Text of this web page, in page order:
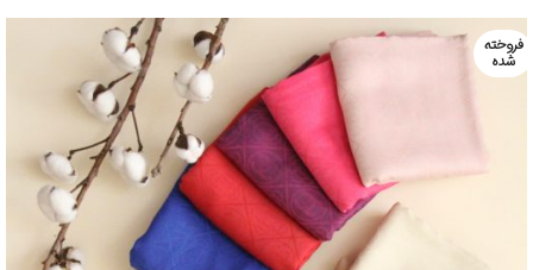
فروخته
شده